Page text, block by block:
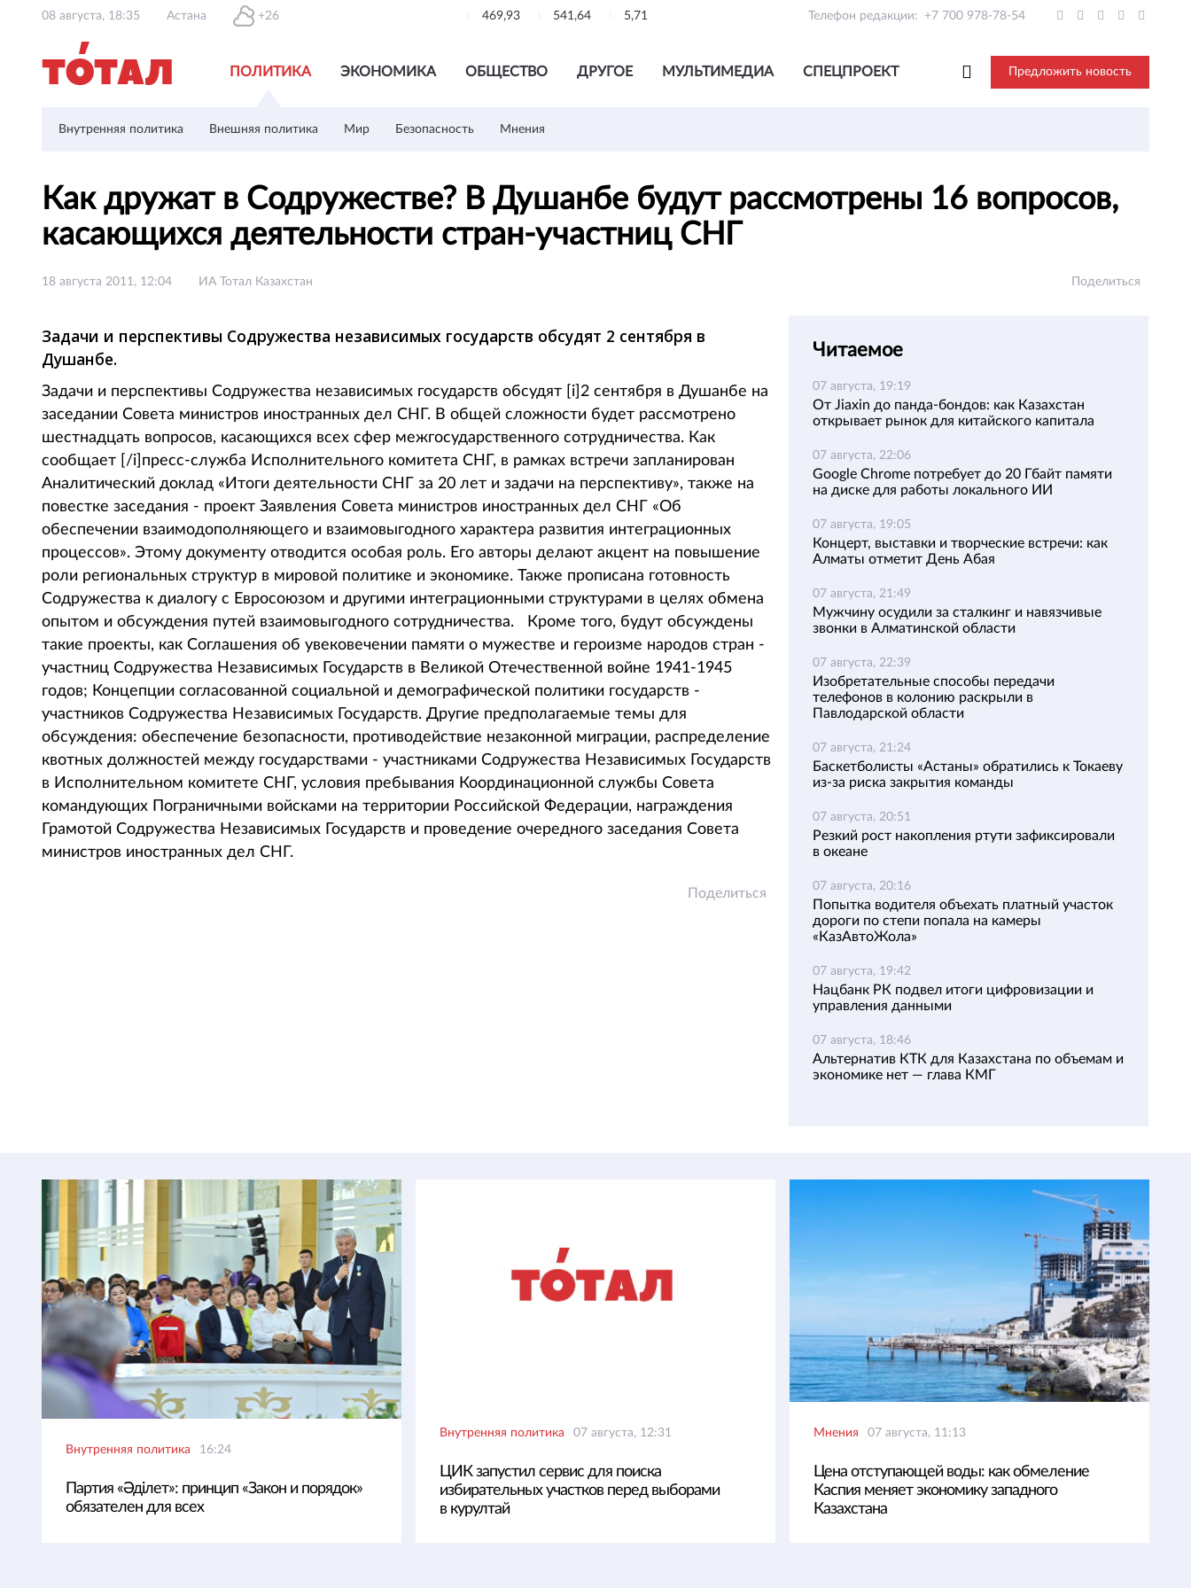
08 августа, 18:35 Астана +26 469,93 541,64 5,71 Телефон редакции: +7 700 978-78-54
ПОЛИТИКА ЭКОНОМИКА ОБЩЕСТВО ДРУГОЕ МУЛЬТИМЕДИА СПЕЦПРОЕКТ Предложить новость
Внутренняя политика Внешняя политика Мир Безопасность Мнения
Как дружат в Содружестве? В Душанбе будут рассмотрены 16 вопросов,
касающихся деятельности стран-участниц СНГ
18 августа 2011, 12:04 ИА Тотал Казахстан Поделиться
Задачи и перспективы Содружества независимых государств обсудят 2 сентября в
Душанбе.
Задачи и перспективы Содружества независимых государств обсудят [i]2 сентября в Душанбе на
заседании Совета министров иностранных дел СНГ. В общей сложности будет рассмотрено
шестнадцать вопросов, касающихся всех сфер межгосударственного сотрудничества. Как
сообщает [/i]пресс-служба Исполнительного комитета СНГ, в рамках встречи запланирован
Аналитический доклад «Итоги деятельности СНГ за 20 лет и задачи на перспективу», также на
повестке заседания - проект Заявления Совета министров иностранных дел СНГ «Об
обеспечении взаимодополняющего и взаимовыгодного характера развития интеграционных
процессов». Этому документу отводится особая роль. Его авторы делают акцент на повышение
роли региональных структур в мировой политике и экономике. Также прописана готовность
Содружества к диалогу с Евросоюзом и другими интеграционными структурами в целях обмена
опытом и обсуждения путей взаимовыгодного сотрудничества. Кроме того, будут обсуждены
такие проекты, как Соглашения об увековечении памяти о мужестве и героизме народов стран -
участниц Содружества Независимых Государств в Великой Отечественной войне 1941-1945
годов; Концепции согласованной социальной и демографической политики государств -
участников Содружества Независимых Государств. Другие предполагаемые темы для
обсуждения: обеспечение безопасности, противодействие незаконной миграции, распределение
квотных должностей между государствами - участниками Содружества Независимых Государств
в Исполнительном комитете СНГ, условия пребывания Координационной службы Совета
командующих Пограничными войсками на территории Российской Федерации, награждения
Грамотой Содружества Независимых Государств и проведение очередного заседания Совета
министров иностранных дел СНГ.
Поделиться
Читаемое
07 августа, 19:19
От Jiaxin до панда-бондов: как Казахстан
открывает рынок для китайского капитала
07 августа, 22:06
Google Chrome потребует до 20 Гбайт памяти
на диске для работы локального ИИ
07 августа, 19:05
Концерт, выставки и творческие встречи: как
Алматы отметит День Абая
07 августа, 21:49
Мужчину осудили за сталкинг и навязчивые
звонки в Алматинской области
07 августа, 22:39
Изобретательные способы передачи
телефонов в колонию раскрыли в
Павлодарской области
07 августа, 21:24
Баскетболисты «Астаны» обратились к Токаеву
из-за риска закрытия команды
07 августа, 20:51
Резкий рост накопления ртути зафиксировали
в океане
07 августа, 20:16
Попытка водителя объехать платный участок
дороги по степи попала на камеры
«КазАвтоЖола»
07 августа, 19:42
Нацбанк РК подвел итоги цифровизации и
управления данными
07 августа, 18:46
Альтернатив КТК для Казахстана по объемам и
экономике нет — глава КМГ
Внутренняя политика 16:24
Партия «Әділет»: принцип «Закон и порядок»
обязателен для всех
Внутренняя политика 07 августа, 12:31
ЦИК запустил сервис для поиска
избирательных участков перед выборами
в курултай
Мнения 07 августа, 11:13
Цена отступающей воды: как обмеление
Каспия меняет экономику западного
Казахстана